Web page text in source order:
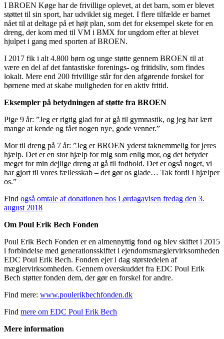
I BROEN Køge har de frivillige oplevet, at det barn, som er blevet
støttet til sin sport, har udviklet sig meget. I flere tilfælde er barnet
nået til at deltage på et højt plan, som det for eksempel skete for en
dreng, der kom med til VM i BMX for ungdom efter at blevet
hjulpet i gang med sporten af BROEN.
I 2017 fik i alt 4.800 børn og unge støtte gennem BROEN til at
være en del af det fantastiske forenings- og fritidsliv, som findes
lokalt. Mere end 200 frivillige står for den afgørende forskel for
børnene med at skabe muligheden for en aktiv fritid.
Eksempler på betydningen af støtte fra BROEN
Pige 9 år: ”Jeg er rigtig glad for at gå til gymnastik, og jeg har lært
mange at kende og fået nogen nye, gode venner.”
Mor til dreng på 7 år: ”Jeg er BROEN yderst taknemmelig for jeres
hjælp. Det er en stor hjælp for mig som enlig mor, og det betyder
meget for min dejlige dreng at gå til fodbold. Det er også noget, vi
har gjort til vores fællesskab – det gør os glade… Tak fordi I hjælper
os.”
Find også omtale af donationen hos Lørdagavisen fredag den 3.
august 2018
Om Poul Erik Bech Fonden
Poul Erik Bech Fonden er en almennyttig fond og blev skiftet i 2015
i forbindelse med generationsskiftet i ejendomsmæglervirksomheden
EDC Poul Erik Bech. Fonden ejer i dag størstedelen af
mæglervirksomheden. Gennem overskuddet fra EDC Poul Erik
Bech støtter fonden dem, der gør en forskel for andre.
Find mere: www.poulerikbechfonden.dk
Find mere om EDC Poul Erik Bech
Mere information